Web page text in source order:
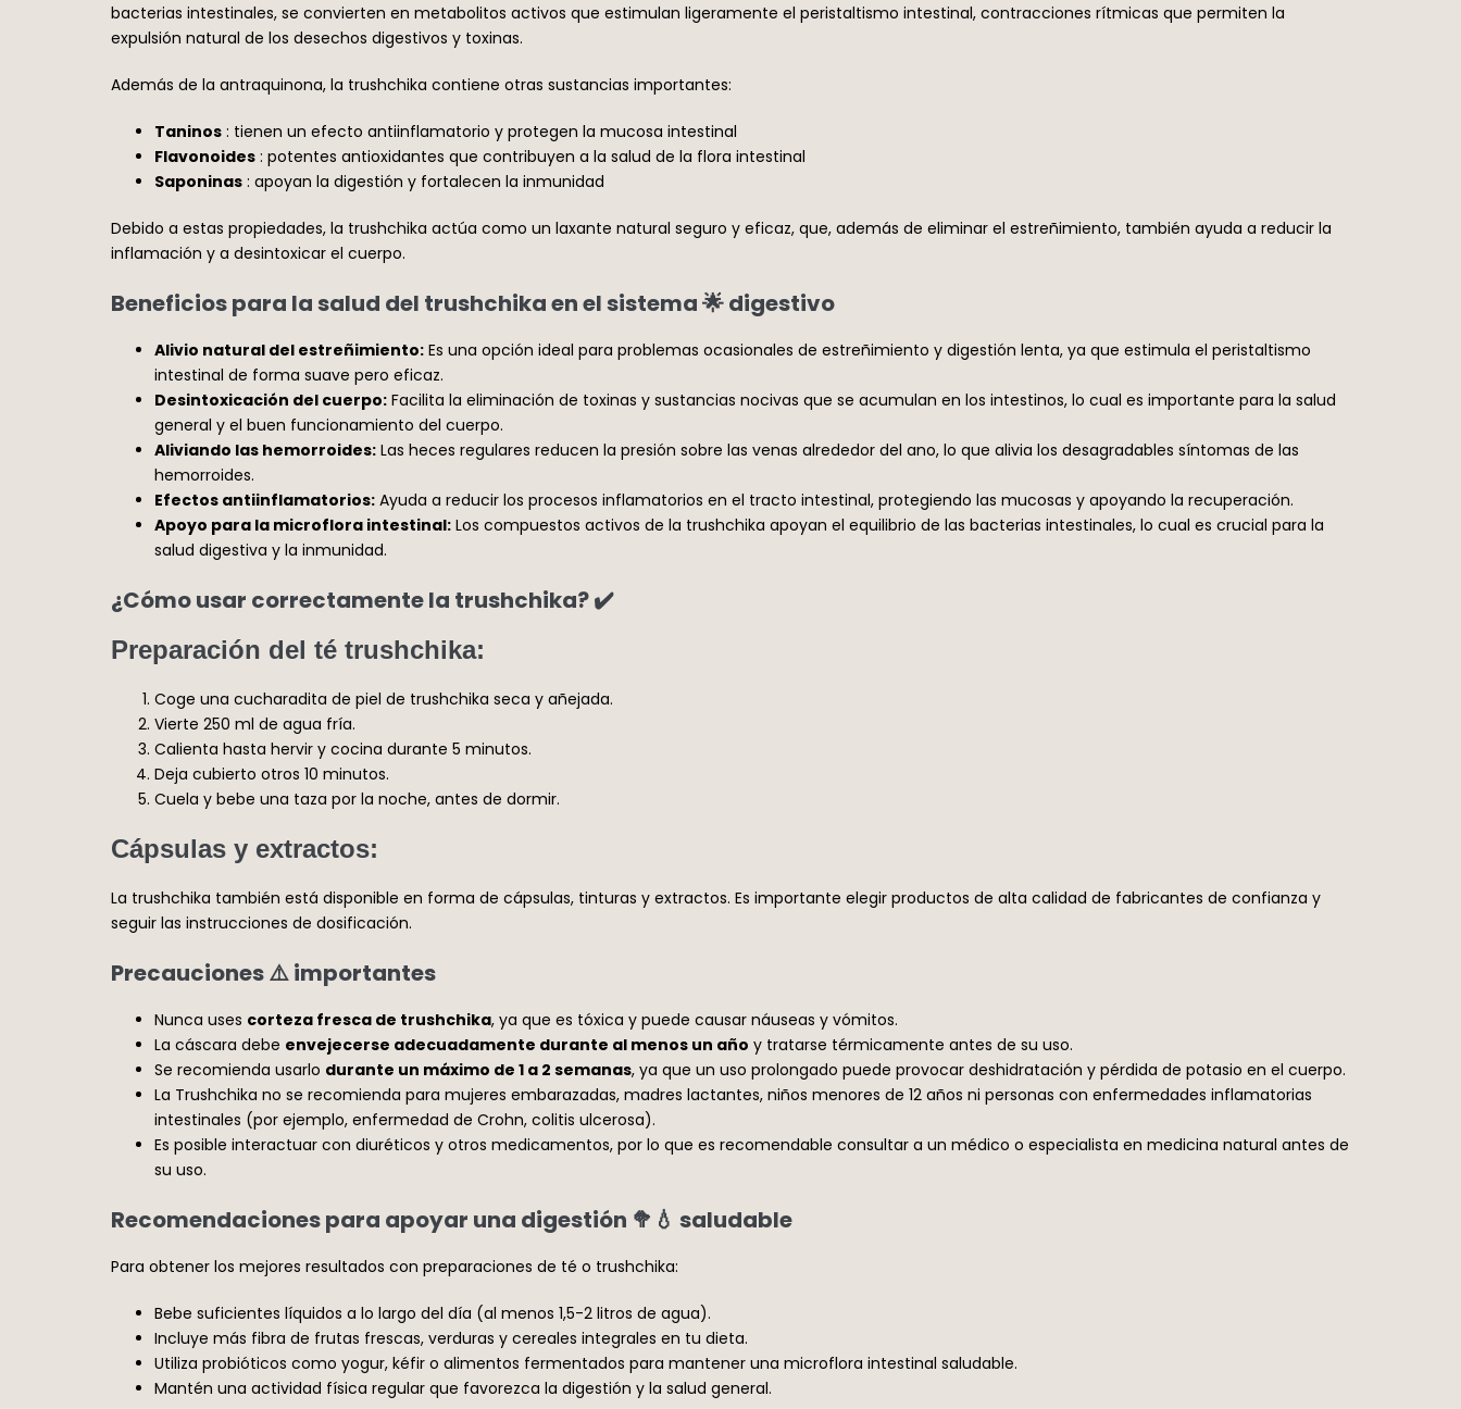
bacterias intestinales, se convierten en metabolitos activos que estimulan ligeramente el peristaltismo intestinal, contracciones rítmicas que permiten la
expulsión natural de los desechos digestivos y toxinas.
Además de la antraquinona, la trushchika contiene otras sustancias importantes:
Taninos : tienen un efecto antiinflamatorio y protegen la mucosa intestinal
Flavonoides : potentes antioxidantes que contribuyen a la salud de la flora intestinal
Saponinas : apoyan la digestión y fortalecen la inmunidad
Debido a estas propiedades, la trushchika actúa como un laxante natural seguro y eficaz, que, además de eliminar el estreñimiento, también ayuda a reducir la
inflamación y a desintoxicar el cuerpo.
Beneficios para la salud del trushchika en el sistema 🌟 digestivo
Alivio natural del estreñimiento: Es una opción ideal para problemas ocasionales de estreñimiento y digestión lenta, ya que estimula el peristaltismo
intestinal de forma suave pero eficaz.
Desintoxicación del cuerpo: Facilita la eliminación de toxinas y sustancias nocivas que se acumulan en los intestinos, lo cual es importante para la salud
general y el buen funcionamiento del cuerpo.
Aliviando las hemorroides: Las heces regulares reducen la presión sobre las venas alrededor del ano, lo que alivia los desagradables síntomas de las
hemorroides.
Efectos antiinflamatorios: Ayuda a reducir los procesos inflamatorios en el tracto intestinal, protegiendo las mucosas y apoyando la recuperación.
Apoyo para la microflora intestinal: Los compuestos activos de la trushchika apoyan el equilibrio de las bacterias intestinales, lo cual es crucial para la
salud digestiva y la inmunidad.
¿Cómo usar correctamente la trushchika? ✔️
Preparación del té trushchika:
Coge una cucharadita de piel de trushchika seca y añejada.
Vierte 250 ml de agua fría.
Calienta hasta hervir y cocina durante 5 minutos.
Deja cubierto otros 10 minutos.
Cuela y bebe una taza por la noche, antes de dormir.
Cápsulas y extractos:
La trushchika también está disponible en forma de cápsulas, tinturas y extractos. Es importante elegir productos de alta calidad de fabricantes de confianza y
seguir las instrucciones de dosificación.
Precauciones ⚠️ importantes
Nunca uses corteza fresca de trushchika, ya que es tóxica y puede causar náuseas y vómitos.
La cáscara debe envejecerse adecuadamente durante al menos un año y tratarse térmicamente antes de su uso.
Se recomienda usarlo durante un máximo de 1 a 2 semanas, ya que un uso prolongado puede provocar deshidratación y pérdida de potasio en el cuerpo.
La Trushchika no se recomienda para mujeres embarazadas, madres lactantes, niños menores de 12 años ni personas con enfermedades inflamatorias
intestinales (por ejemplo, enfermedad de Crohn, colitis ulcerosa).
Es posible interactuar con diuréticos y otros medicamentos, por lo que es recomendable consultar a un médico o especialista en medicina natural antes de
su uso.
Recomendaciones para apoyar una digestión 🥦💧 saludable
Para obtener los mejores resultados con preparaciones de té o trushchika:
Bebe suficientes líquidos a lo largo del día (al menos 1,5-2 litros de agua).
Incluye más fibra de frutas frescas, verduras y cereales integrales en tu dieta.
Utiliza probióticos como yogur, kéfir o alimentos fermentados para mantener una microflora intestinal saludable.
Mantén una actividad física regular que favorezca la digestión y la salud general.